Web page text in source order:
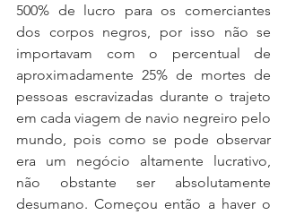
500% de lucro para os comerciantes
dos corpos negros, por isso não se
importavam com o percentual de
aproximadamente 25% de mortes de
pessoas escravizadas durante o trajeto
em cada viagem de navio negreiro pelo
mundo, pois como se pode observar
era um negócio altamente lucrativo,
não obstante ser absolutamente
desumano. Começou então a haver o